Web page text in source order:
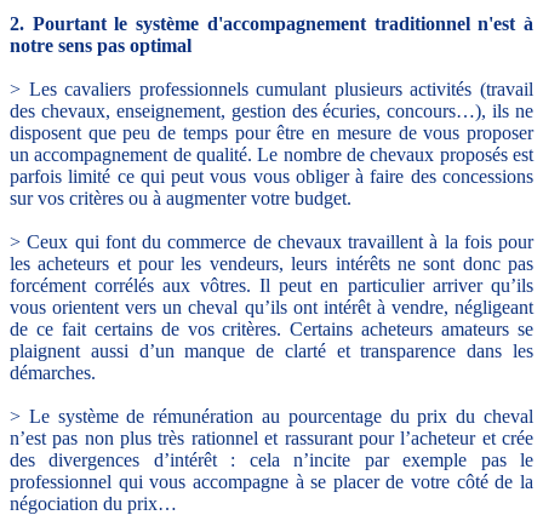
2. Pourtant le système d'accompagnement traditionnel n'est à
notre sens pas optimal
> Les cavaliers professionnels cumulant plusieurs activités (travail
des chevaux, enseignement, gestion des écuries, concours…), ils ne
disposent que peu de temps pour être en mesure de vous proposer
un accompagnement de qualité. Le nombre de chevaux proposés est
parfois limité ce qui peut vous vous obliger à faire des concessions
sur vos critères ou à augmenter votre budget.
> Ceux qui font du commerce de chevaux travaillent à la fois pour
les acheteurs et pour les vendeurs, leurs intérêts ne sont donc pas
forcément corrélés aux vôtres. Il peut en particulier arriver qu’ils
vous orientent vers un cheval qu’ils ont intérêt à vendre, négligeant
de ce fait certains de vos critères. Certains acheteurs amateurs se
plaignent aussi d’un manque de clarté et transparence dans les
démarches.
> Le système de rémunération au pourcentage du prix du cheval
n’est pas non plus très rationnel et rassurant pour l’acheteur et crée
des divergences d’intérêt : cela n’incite par exemple pas le
professionnel qui vous accompagne à se placer de votre côté de la
négociation du prix…